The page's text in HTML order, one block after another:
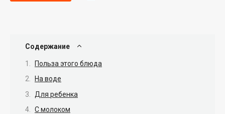
Содержание
Польза этого блюда
На воде
Для ребенка
С молоком